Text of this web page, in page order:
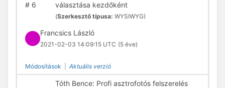
#6
választása kezdőként
(Szerkesztő típusa: WYSIWYG)
Francsics László
2021-02-03 14:09:15 UTC (5 éve)
Módosítások Aktuális verzió
Tóth Bence: Profi asztrofotós felszerelés